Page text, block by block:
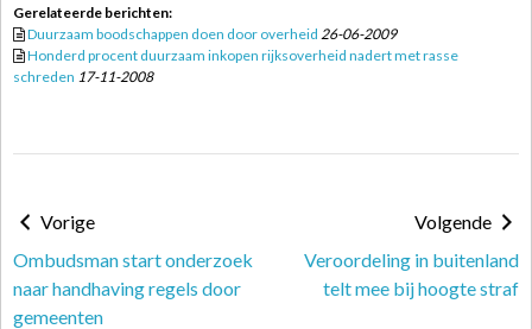
Gerelateerde berichten:
Duurzaam boodschappen doen door overheid 26-06-2009
Honderd procent duurzaam inkopen rijksoverheid nadert met rasse
schreden 17-11-2008
Vorige
Ombudsman start onderzoek
naar handhaving regels door
gemeenten
Volgende
Veroordeling in buitenland
telt mee bij hoogte straf